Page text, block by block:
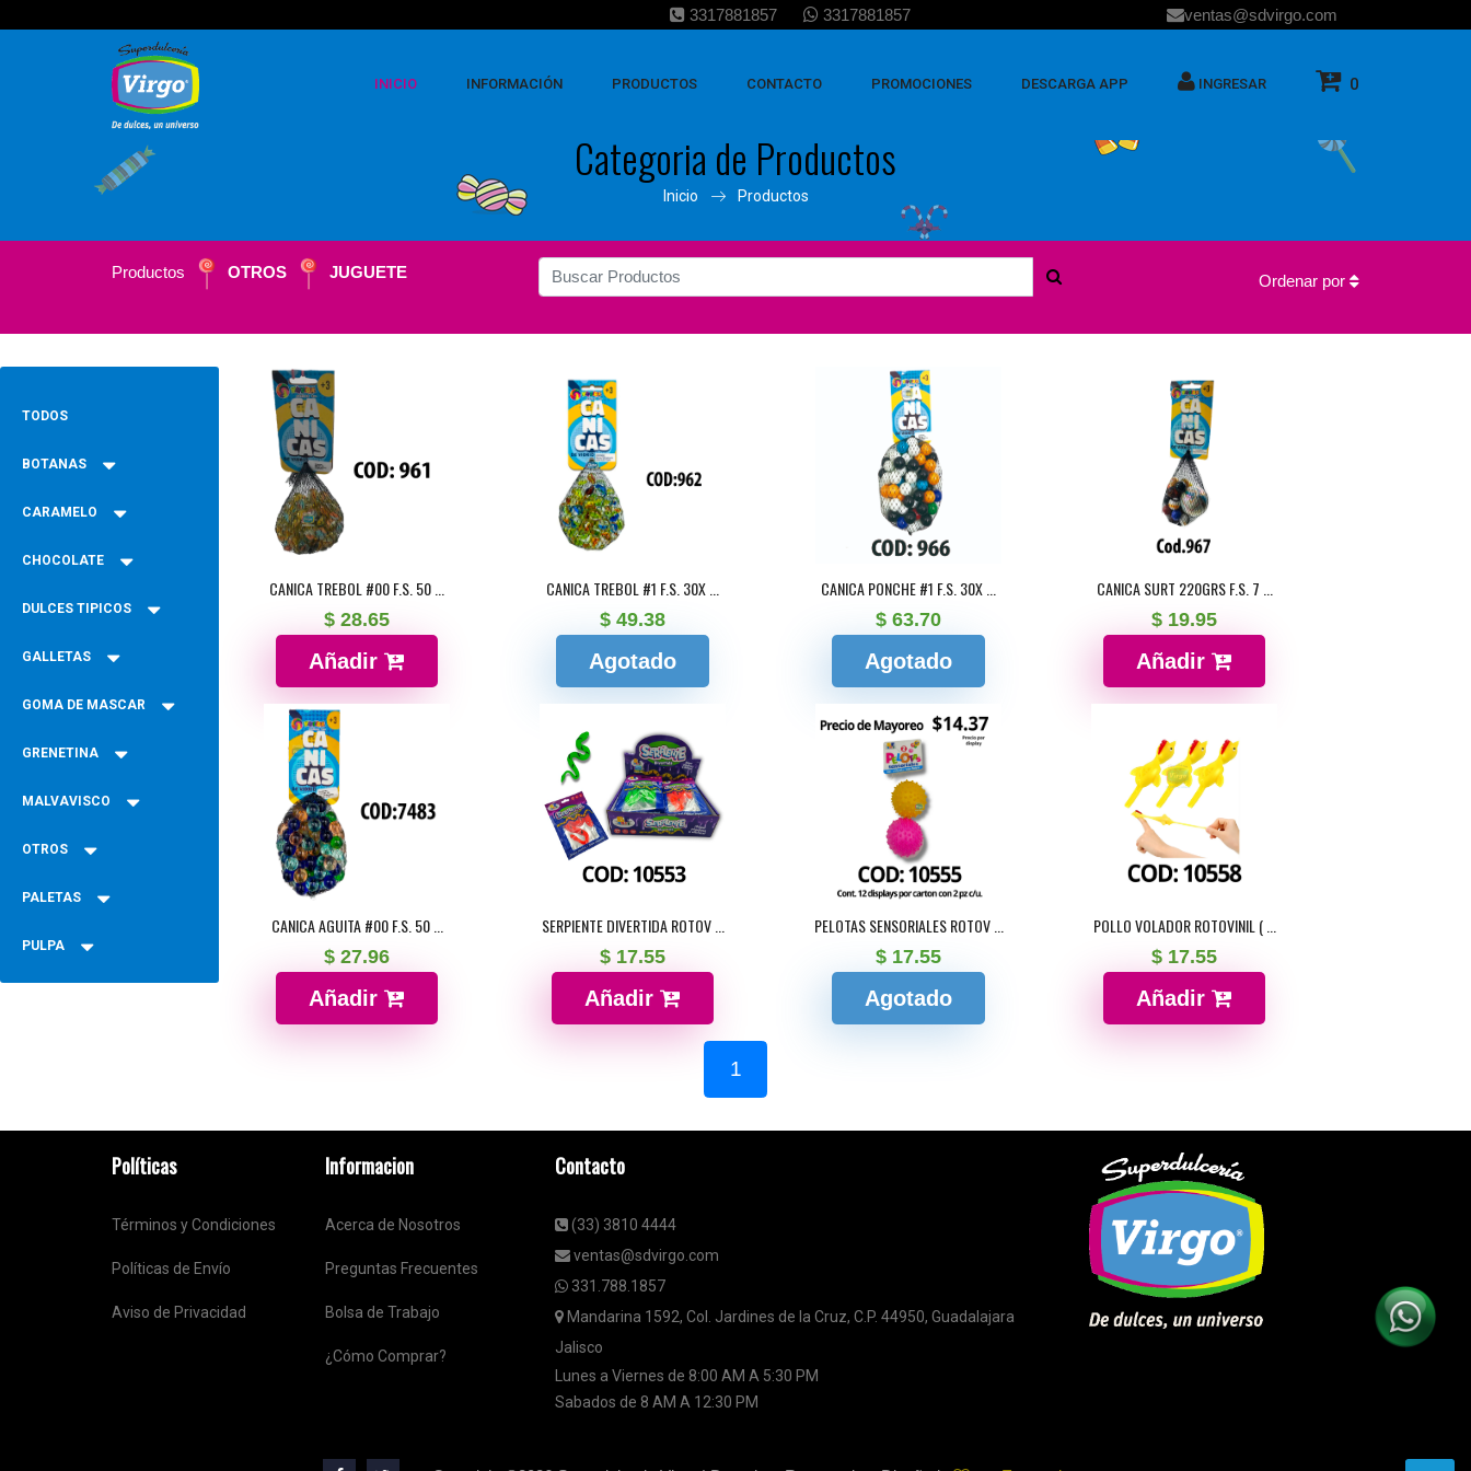
3317881857 3317881857 ventas@sdvirgo.com
INICIO INFORMACIÓN PRODUCTOS CONTACTO PROMOCIONES DESCARGA APP INGRESAR 0
Categoria de Productos
Inicio Productos
Productos OTROS JUGUETE Ordenar por
TODOS
BOTANAS
CARAMELO
CHOCOLATE
DULCES TIPICOS
GALLETAS
GOMA DE MASCAR
GRENETINA
MALVAVISCO
OTROS
PALETAS
PULPA
CANICA TREBOL #00 F.S. 50 ...
$ 28.65
Añadir
CANICA TREBOL #1 F.S. 30X ...
$ 49.38
Agotado
CANICA PONCHE #1 F.S. 30X ...
$ 63.70
Agotado
CANICA SURT 220GRS F.S. 7 ...
$ 19.95
Añadir
CANICA AGUITA #00 F.S. 50 ...
$ 27.96
Añadir
SERPIENTE DIVERTIDA ROTOV ...
$ 17.55
Añadir
PELOTAS SENSORIALES ROTOV ...
$ 17.55
Agotado
POLLO VOLADOR ROTOVINIL ( ...
$ 17.55
Añadir
1
Políticas
Términos y Condiciones
Políticas de Envío
Aviso de Privacidad
Informacion
Acerca de Nosotros
Preguntas Frecuentes
Bolsa de Trabajo
¿Cómo Comprar?
Contacto
(33) 3810 4444
ventas@sdvirgo.com
331.788.1857
Mandarina 1592, Col. Jardines de la Cruz, C.P. 44950, Guadalajara
Jalisco
Lunes a Viernes de 8:00 AM A 5:30 PM
Sabados de 8 AM A 12:30 PM